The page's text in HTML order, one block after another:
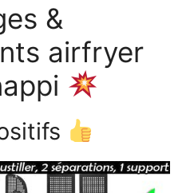
&
airfryer